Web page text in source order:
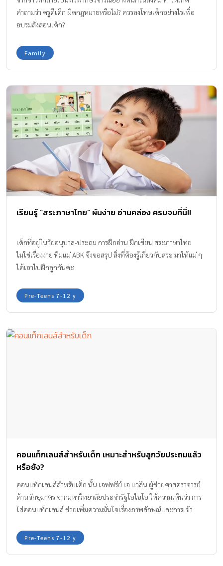
คำถามว่า ครูตีเด็ก ผิดกฎหมายหรือไม่? ควรลงโทษเด็กอย่างไรเพื่อ
อบรมสั่งสอนเด็ก?
Family
เรียนรู้ “สระภาษาไทย” ผันง่าย อ่านคล่อง ครบจบที่นี่!!
เด็กที่อยู่ในวัยอนุบาล-ประถม การฝึกอ่าน ฝึกเขียน สระภาษาไทย
ไม่ใช่เรื่องง่าย ทีมแม่ ABK จึงขอสรุป สิ่งที่ต้องรู้เกี่ยวกับสระ มาให้แม่ ๆ
ได้เอาไปฝึกลูกกันค่ะ
Pre-Teens 7-12 y
คอนแท็กเลนส์สำหรับเด็ก เหมาะสำหรับลูกวัยประถมแล้ว
หรือยัง?
คอนแท็กเลนส์สำหรับเด็ก นั้น เจฟฟรีย์ เจ แวลีน ผู้ช่วยศาสตราจารย์
ด้านจักษุมาตร จากมหาวิทยาลัยประจำรัฐโอไฮโอ ให้ความเห็นว่า การ
ใส่คอนแท็กเลนส์ ช่วยเพิ่มความมั่นใจเรื่องภาพลักษณ์และการเข้า
ตัวในการเล่นกีฬาหรือทำกิจกรรมที่ต้องเคลื่อนไหวด้วย
Pre-Teens 7-12 y